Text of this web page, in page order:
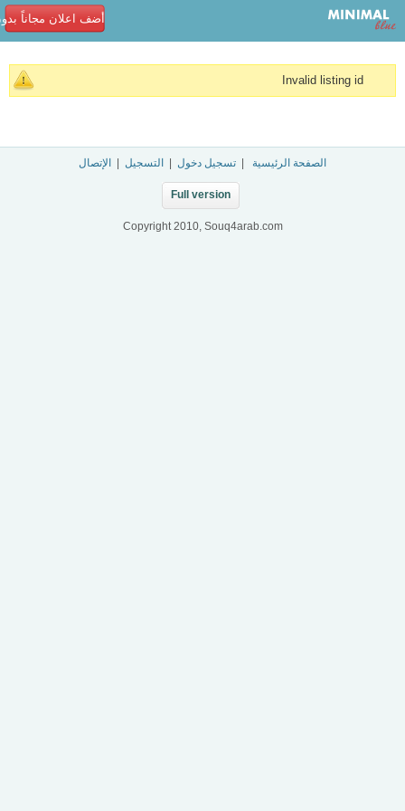
أضف اعلان مجاناً
Invalid listing id
الصفحة الرئيسية تسجيل دخول التسجيل الإتصال
Full version
Copyright 2010, Souq4arab.com